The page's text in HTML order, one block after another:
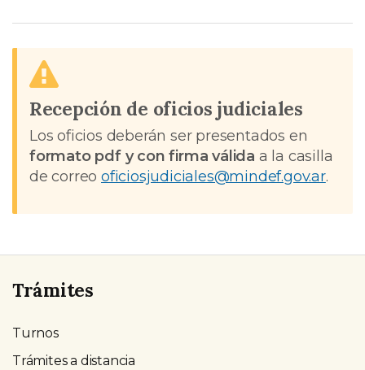
Recepción de oficios judiciales
Los oficios deberán ser presentados en
formato pdf y con firma válida a la casilla
de correooficiosjudiciales@mindef.gov.ar.
Trámites
Turnos
Trámites a distancia